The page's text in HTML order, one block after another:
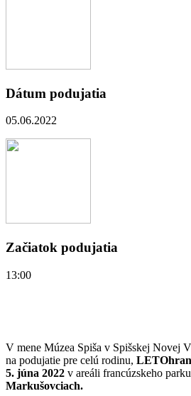
Dátum podujatia
05.06.2022
Začiatok podujatia
13:00
V mene Múzea Spiša v Spišskej Novej
na podujatie pre celú rodinu,
5. júna 2022 v areáli francúzskeho
Markušovciach.